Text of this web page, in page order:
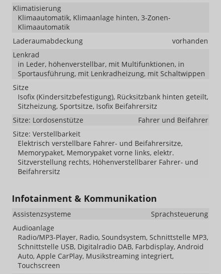
Klimatisierung
Klimaautomatik, Klimaanlage hinten, 3-Zonen-
Klimaautomatik
Laderaumabdeckung
vorhanden
Lenkrad
in Leder, höhenverstellbar, mit Multifunktionen, in
Sportausführung, mit Lenkradheizung, mit Schaltwippen
Sitze
Isofix (Kindersitzbefestigung), Rücksitzbank hinten geteilt,
Sitzheizung, Sportsitze, Isofix Beifahrersitz
Sitze: Lordosenstütze
Fahrer und Beifahrer
Sitze: Verstellbarkeit
Elektrisch verstellbare Fahrer- und Beifahrersitze,
Memorypaket, Memorypaket vorne links, elektr.
Sitzverstellung rechts, Höhenverstellbarer Fahrer- und
Beifahrersitz
Infotainment & Kommunikation
Assistenzsysteme
Sprachsteuerung
Audioanlage
Radio/MP3-Player, Radio, Soundsystem, Schnittstelle MP3,
Schnittstelle USB, Digitalradio DAB, Farbdisplay, Android
Auto, Apple CarPlay, Musikstreaming integriert,
Touchscreen